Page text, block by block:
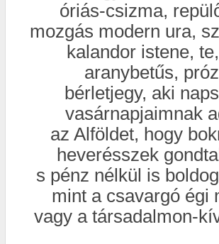
óriás-csizma,
mozgás modern ura,
kalandor istene,
aranybetűs,
bérletjegy, aki
vasárnapjaimnak
az Alföldet, hogy
heverésszek
s pénz nélkül is
mint a csavargó égi
vagy a társadalmon-